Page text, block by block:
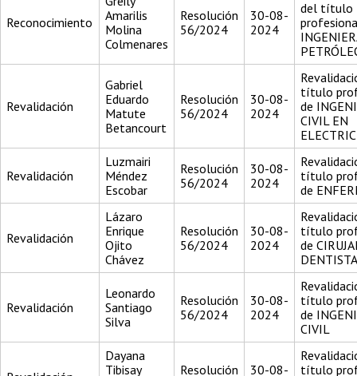
Reconocimiento
Amarilis
Molina
Colmenares
Resolución
56/2024
30-08-
2024
del título
Revalidación
Gabriel
Eduardo
Matute
Betancourt
Resolución
56/2024
30-08-
2024
título
de
CIVIL EN
Revalidación
Luzmairi
Méndez
Escobar
Resolución
56/2024
30-08-
2024
título
de
Revalidación
Lázaro
Enrique
Ojito
Chávez
Resolución
56/2024
30-08-
2024
título
de
DENTISTA
Revalidación
Leonardo
Santiago
Silva
Resolución
56/2024
30-08-
2024
título
de
CIVIL
Dayana
Tibisay
Resolución
30-08-
título